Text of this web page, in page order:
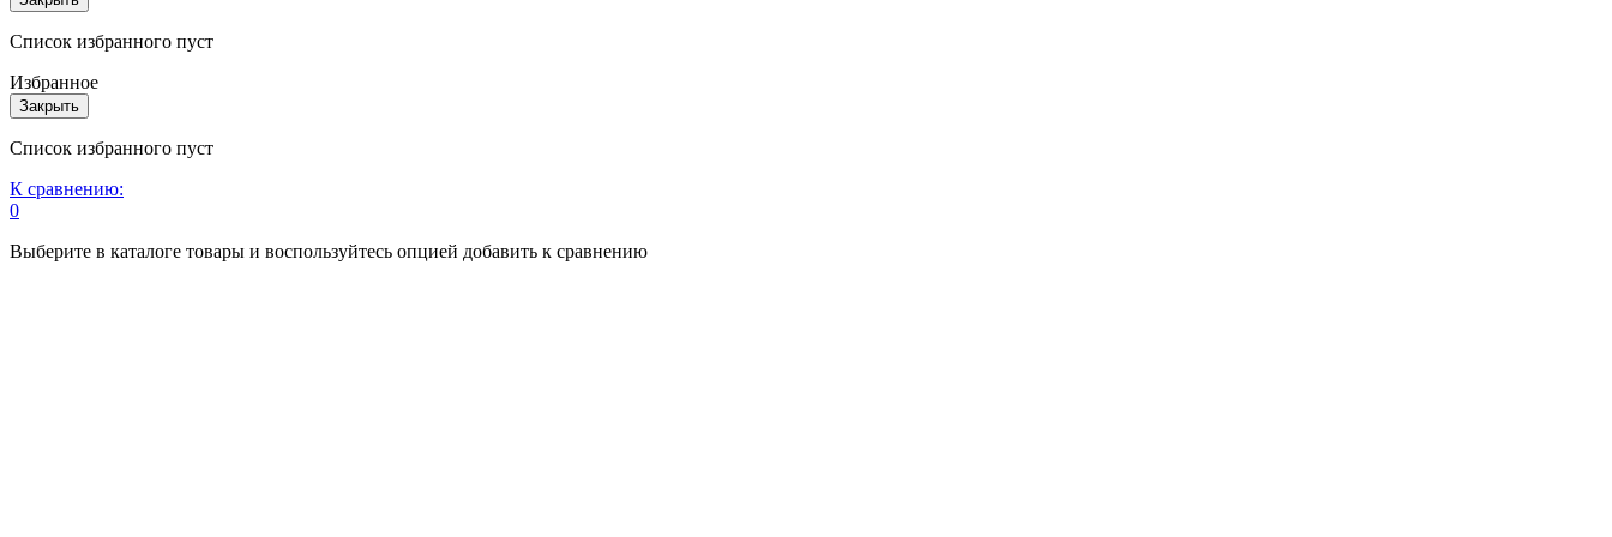
Список избранного пуст
Избранное
Закрыть
Список избранного пуст
К сравнению:
0
Выберите в каталоге товары и воспользуйтесь опцией добавить к сравнению